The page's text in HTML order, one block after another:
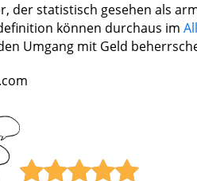
der statistisch gesehen als
können durchaus im
Umgang mit Geld